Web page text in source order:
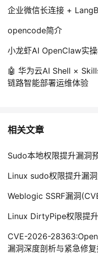
程
认
的
验
我
收
藏
支
声
企业微信长连接 +
opencode简介
小龙虾AI OpenClaw实
🤖 华为云AI Shell ×
链路智能部署运维体验
相关文章
Sudo本地权限提升漏洞
Linux sudo权限提升漏
Weblogic SSRF漏洞
Linux DirtyPipe权限提
CVE-2026-
漏洞深度剖析与紧急修